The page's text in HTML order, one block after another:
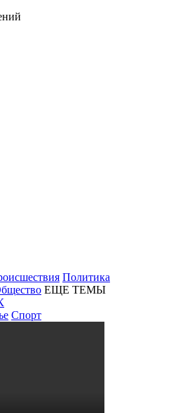
Политика
ЕЩЕ ТЕМЫ
Спорт